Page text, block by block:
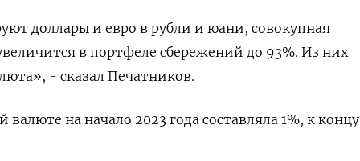
доллары и евро в рубли и юани, совокупная
в портфеле сбережений до 93%. Из них
- сказал Печатников.
на начало 2023 года составляла 1%, к концу